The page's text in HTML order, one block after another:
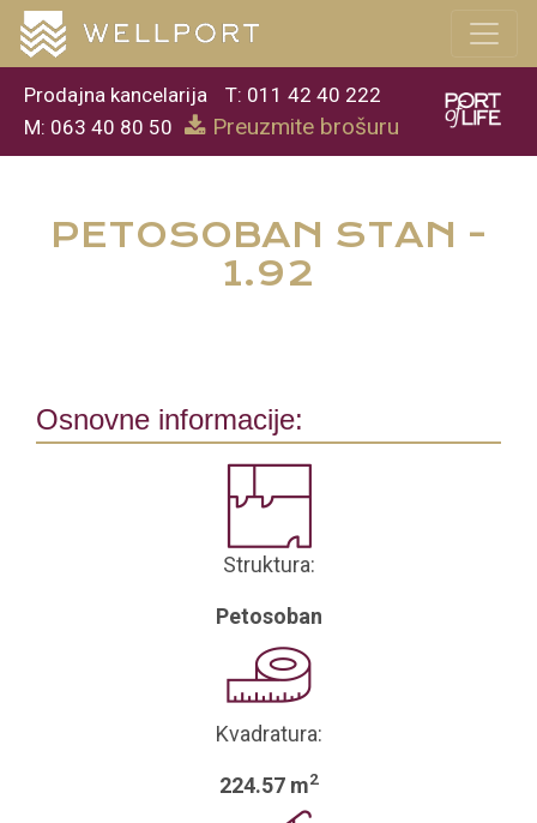
Prodajna kancelarija
T: 011 42 40 222
M: 063 40 80 50
Preuzmite brošuru
PETOSOBAN STAN -
1.92
Osnovne informacije:
Struktura:
Petosoban
Kvadratura:
224.57 m2